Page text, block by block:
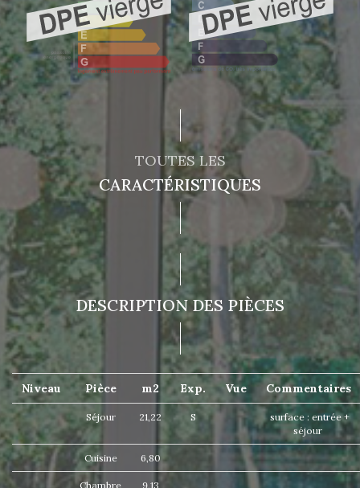
TOUTES LES
CARACTÉRISTIQUES
DESCRIPTION DES PIÈCES
Niveau Pièce m2 Exp. Vue Commentaires
Séjour 21,22 S
surface : entrée +
séjour
Cuisine 6,80
Chambre 9,13